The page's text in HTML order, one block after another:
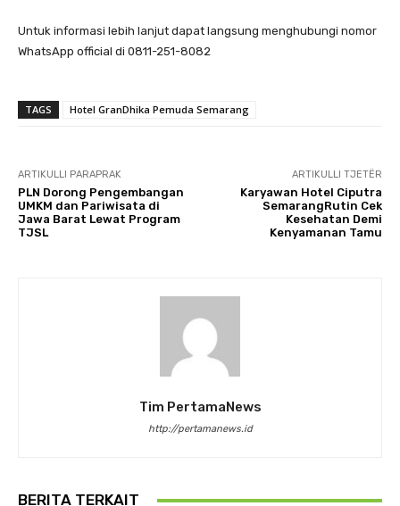
Untuk informasi lebih lanjut dapat langsung menghubungi nomor
WhatsApp official di 0811-251-8082
TAGS Hotel GranDhika Pemuda Semarang
ARTIKULLI PARAPRAK
PLN Dorong Pengembangan
UMKM dan Pariwisata di
Jawa Barat Lewat Program
TJSL
ARTIKULLI TJETËR
Karyawan Hotel Ciputra
SemarangRutin Cek
Kesehatan Demi
Kenyamanan Tamu
Tim PertamaNews
http://pertamanews.id
BERITA TERKAIT